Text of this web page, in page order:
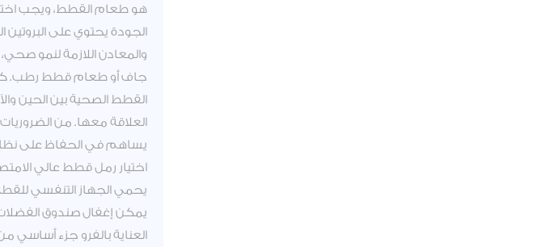
هو طعام القطط، ويجب
الجودة يحتوي على البروتين
والمعادن اللازمة لنمو
جاف أو طعام قطط رطب.
القطط الصحية بين الحين
العلاقة معها. من
يساهم في الحفاظ على نظافة
اختيار رمل قطط عالي
يحمي الجهاز التنفسي للقطة
يمكن إغفال صندوق
العناية بالفرو جزء أساسي